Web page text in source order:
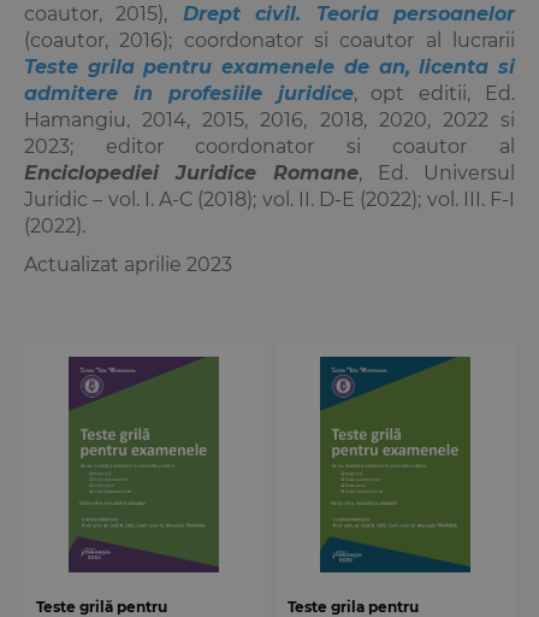
coautor, 2015),
Drept civil. Teoria persoanelor
(coautor, 2016); coordonator si coautor al lucrarii
Teste grila pentru examenele de an, licenta si
admitere in profesiile juridice, opt editii, Ed.
Hamangiu, 2014, 2015, 2016, 2018, 2020, 2022 si
2023; editor coordonator si coautor al
Enciclopediei Juridice Romane, Ed. Universul
Juridic – vol. I. A-C (2018); vol. II. D-E (2022); vol. III. F-I
(2022).
Actualizat aprilie 2023
Teste grilă pentru
Teste grila pentru